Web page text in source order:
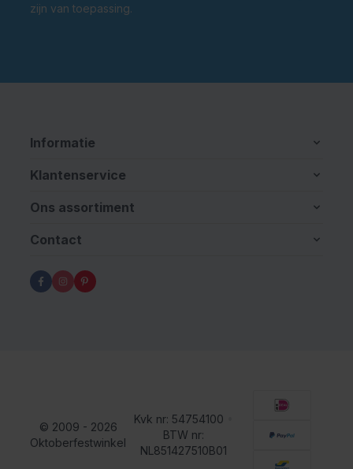
zijn van toepassing.
Informatie
Klantenservice
Ons assortiment
Contact
© 2009 - 2026
Oktoberfestwinkel
Kvk nr: 54754100
BTW nr:
NL851427510B01